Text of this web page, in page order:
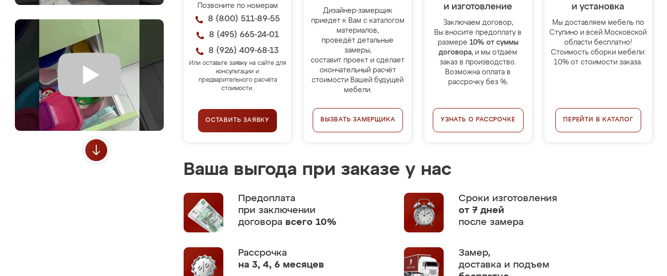
Позвоните по номерам
8 (800) 511-89-55
8 (495) 665-24-01
8 (926) 409-68-13
Или оставьте заявку на сайте для
консультации и
предварительного расчёта
стоимости.
ОСТАВИТЬ ЗАЯВКУ
Дизайнер-замерщик
приедет к Вам с каталогом
материалов,
проведёт детальные
замеры,
составит проект и сделает
окончательный расчёт
стоимости Вашей будущей
мебели.
ВЫЗВАТЬ ЗАМЕРЩИКА
и изготовление
Заключаем договор,
Вы вносите предоплату в
размере 10% от суммы
договора, и мы отдаём
заказ в производство.
Возможна оплата в
рассрочку без %.
УЗНАТЬ О РАССРОЧКЕ
и установка
Мы доставляем мебель по
Ступино и всей Московской
области бесплатно!
Стоимость сборки мебели:
10% от стоимости заказа.
ПЕРЕЙТИ В КАТАЛОГ
Ваша выгода при заказе у нас
Предоплата
при заключении
договора всего 10%
Сроки изготовления
от 7 дней
после замера
Рассрочка
на 3, 4, 6 месяцев
Замер,
доставка и подъем